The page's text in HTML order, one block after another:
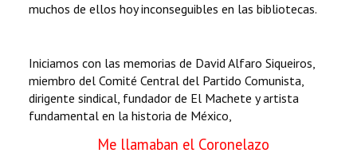
muchos de ellos hoy inconseguibles en las bibliotecas.
Iniciamos con las memorias de David Alfaro Siqueiros,
miembro del Comité Central del Partido Comunista,
dirigente sindical, fundador de El Machete y artista
fundamental en la historia de México,
Me llamaban el Coronelazo